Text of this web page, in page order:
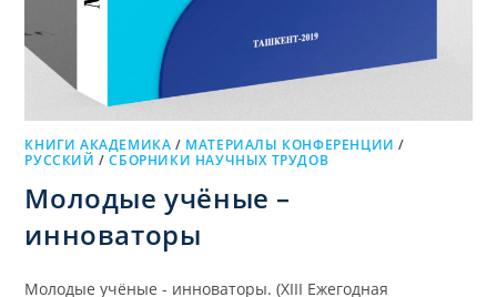
КНИГИ АКАДЕМИКА / МАТЕРИАЛЫ КОНФЕРЕНЦИИ /
РУССКИЙ /СБОРНИКИ НАУЧНЫХ ТРУДОВ
Молодые учёные –
инноваторы
Молодые учёные - инноваторы. (XIII Ежегодная